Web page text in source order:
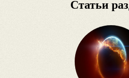
Статьи